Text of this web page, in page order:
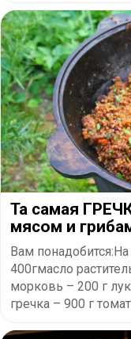
Та самая
мясом и
Вам
400гмасло
морковь – 200 г
гречка – 900 г